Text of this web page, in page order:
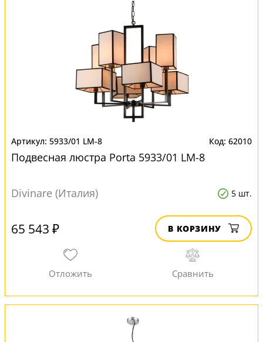
5933/01 LM-8 62010
Подвесная люстра Porta 5933/01 LM-8
Divinare (Италия) 5 шт.
65 543 ₽ В КОРЗИНУ